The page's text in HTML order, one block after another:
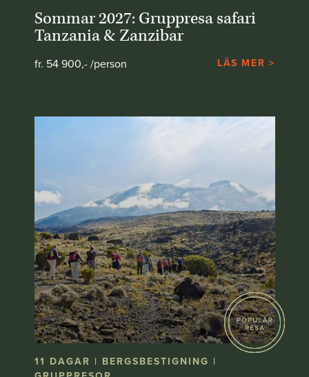
Sommar 2027: Gruppresa safari
Tanzania & Zanzibar
fr. 54 900,- /person LÄS MER >
11 DAGAR | BERGSBESTIGNING |